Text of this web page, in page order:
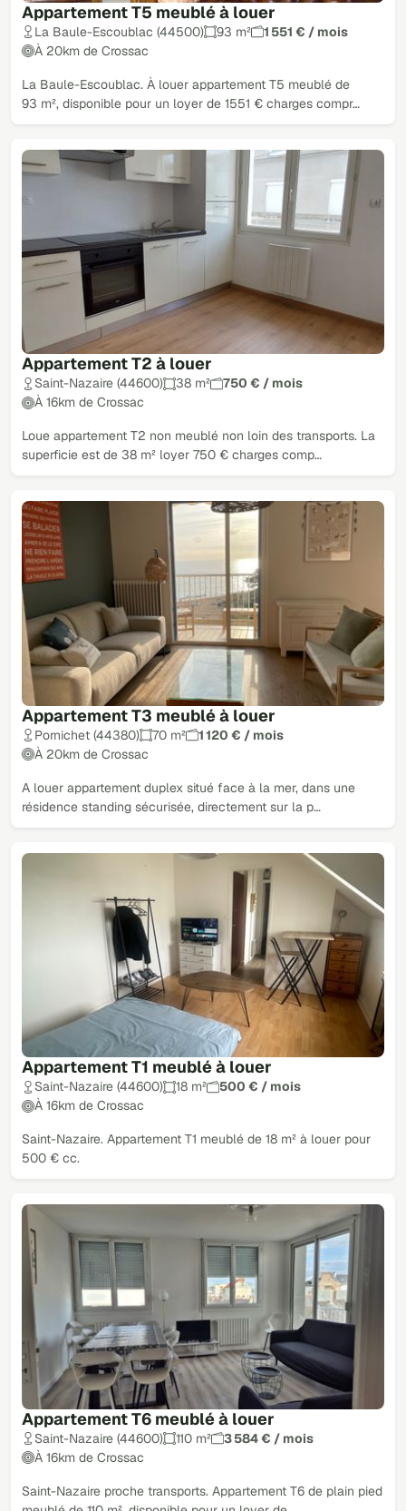
Appartement T5 meublé à louer
La Baule-Escoublac (44500) 93 m²
1 551 € / mois
À 20km de Crossac
La Baule-Escoublac. À louer appartement T5 meublé de
93 m², disponible pour un loyer de 1551 € charges compr…
Appartement T2 à louer
Saint-Nazaire (44600) 38 m²
750 € / mois
À 16km de Crossac
Loue appartement T2 non meublé non loin des transports. La
superficie est de 38 m² loyer 750 € charges comp…
Appartement T3 meublé à louer
Pornichet (44380) 70 m²
1 120 € / mois
À 20km de Crossac
A louer appartement duplex situé face à la mer, dans une
résidence standing sécurisée, directement sur la p…
Appartement T1 meublé à louer
Saint-Nazaire (44600) 18 m²
500 € / mois
À 16km de Crossac
Saint-Nazaire. Appartement T1 meublé de 18 m² à louer pour
500 € cc.
Appartement T6 meublé à louer
Saint-Nazaire (44600) 110 m²
3 584 € / mois
À 16km de Crossac
Saint-Nazaire proche transports. Appartement T6 de plain pied